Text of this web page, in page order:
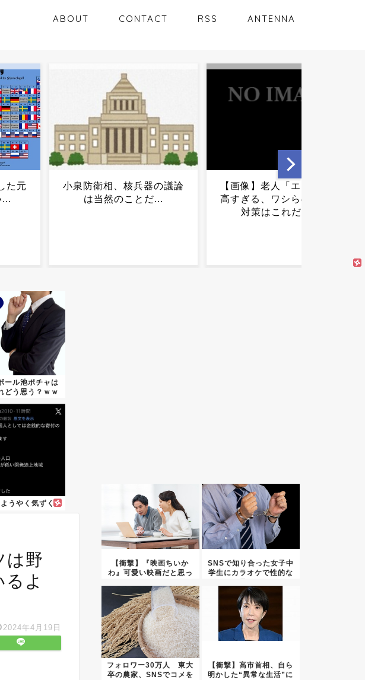
ABOUT CONTACT RSS ANTENNA
議論
【画像】老人「エアコンは
高すぎる、ワシらの熱中症
【悲報】「盗撮・脅迫・デ
マ」埼玉クルド人への嫌が
らせ、止まらない模様...
ール池ポチャは
どう思う？ｗｗ
ようやく気ずく
は野
よ
2024年4月19日
【衝撃】『映画ちいか
わ』可愛い映画だと思っ
SNSで知り合った女子中
学生にカラオケで性的な
フォロワー30万人 東大
卒の農家、SNSでコメを
【衝撃】高市首相、自ら
明かした“異常な生活”に